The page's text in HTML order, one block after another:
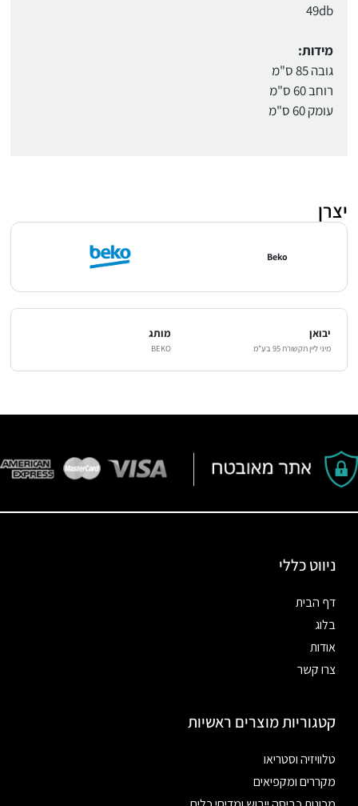
49db
מידות:
גובה 85 ס"מ
רוחב 60 ס"מ
עומק 60 ס"מ
יצרן
Beko
יבואן
מיני ליין תקשורת 95 בע"מ
מותג
BEKO
ניווט כללי
דף הבית
בלוג
אודות
צרו קשר
קטגוריות מוצרים ראשיות
טלוויזיה וסטריאו
מקררים ומקפיאים